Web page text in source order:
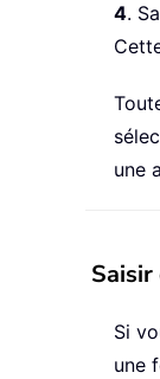
4.
une
Si
une